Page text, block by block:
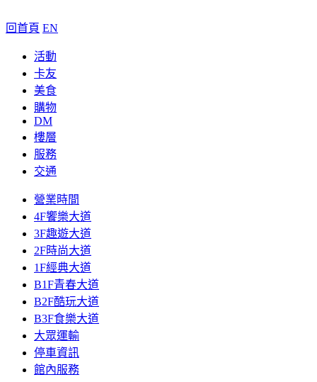
回首頁 EN
活動
卡友
美食
購物
DM
樓層
服務
交通
營業時間
4F饗樂大道
3F趣遊大道
2F時尚大道
1F經典大道
B1F青春大道
B2F酷玩大道
B3F食樂大道
大眾運輸
停車資訊
館內服務